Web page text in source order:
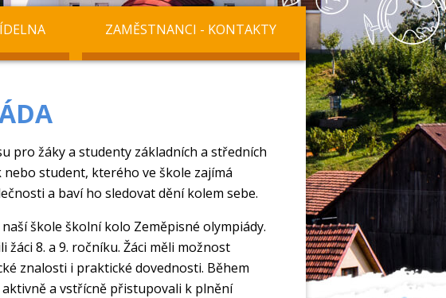
ZAMĚSTNANCI - KONTAKTY
pro žáky a studenty základních a středních
student, kterého ve škole zajímá
a baví ho sledovat dění kolem sebe.
škole školní kolo Zeměpisné olympiády.
žáci 8. a 9. ročníku. Žáci měli možnost
znalosti i praktické dovednosti. Během
aktivně a vstřícně přistupovali k plnění